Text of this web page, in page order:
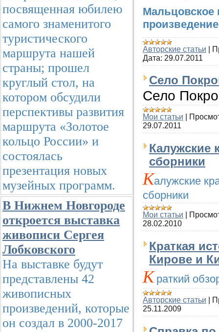
посвященная юбилею
самого знаменитого
туристического
маршрута нашей
страны; прошел
круглый стол, на
котором обсудили
перспективы развития
маршрута «Золотое
кольцо России» и
состоялась
презентация новых
музейных программ.
В Нижнем Новгороде
откроется выставка
живописи Сергея
Лобковского
На выставке будут
представлены 42
живописных
произведений, которые
он создал в 2000-2017
Мальцовское
Авторские статьи
Дата: 29.07.2011
Село
Село
Мои статьи
29.07.2011
Калужские
сборники
Калужские
сборники
Мои статьи
28.02.2010
Краткая
Кирове и
К раткий
Авторские статьи
25.11.2009